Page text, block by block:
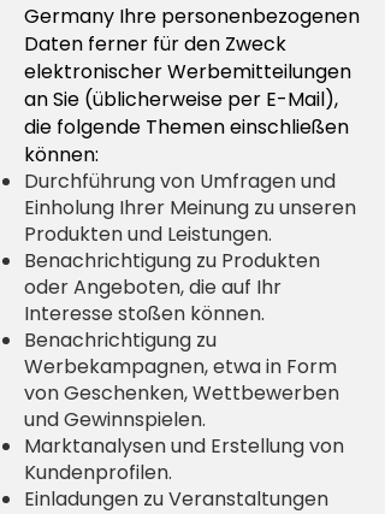
Germany Ihre personenbezogenen
Daten ferner für den Zweck
elektronischer Werbemitteilungen
an Sie (üblicherweise per E-Mail),
die folgende Themen einschließen
können:
Durchführung von Umfragen und
Einholung Ihrer Meinung zu unseren
Produkten und Leistungen.
Benachrichtigung zu Produkten
oder Angeboten, die auf Ihr
Interesse stoßen können.
Benachrichtigung zu
Werbekampagnen, etwa in Form
von Geschenken, Wettbewerben
und Gewinnspielen.
Marktanalysen und Erstellung von
Kundenprofilen.
Einladungen zu Veranstaltungen